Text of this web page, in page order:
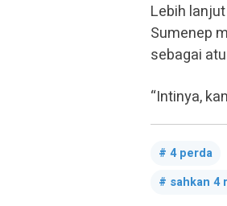
Lebih
Sumenep
sebagai
“Intinya,
4 perda
sahkan 4